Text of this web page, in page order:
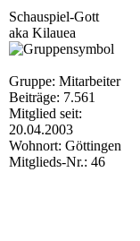
Schauspiel-Gott
aka Kilauea
Gruppe: Mitarbeiter
Beiträge: 7.561
Mitglied seit:
20.04.2003
Wohnort: Göttingen
Mitglieds-Nr.: 46